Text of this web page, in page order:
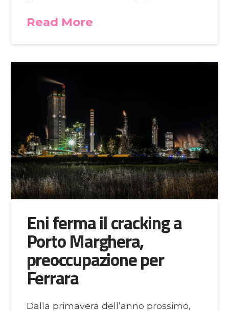
Read More
Eni ferma il cracking a
Porto Marghera,
preoccupazione per
Ferrara
Dalla primavera dell’anno prossimo,